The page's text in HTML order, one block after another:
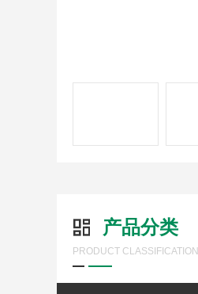
产品分类
PRODUCT CLASSIFICATION